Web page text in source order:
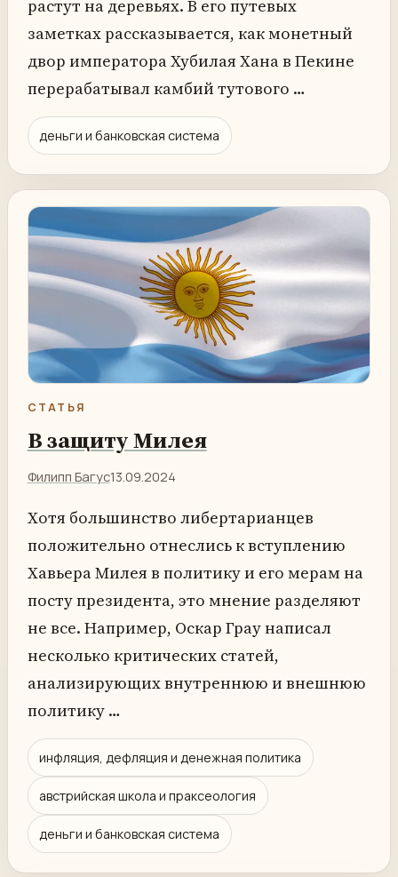
растут на деревьях. В его путевых
заметках рассказывается, как монетный
двор императора Хубилая Хана в Пекине
перерабатывал камбий тутового …
деньги и банковская система
СТАТЬЯ
В защиту Милея
Филипп Багус13.09.2024
Хотя большинство либертарианцев
положительно отнеслись к вступлению
Хавьера Милея в политику и его мерам на
посту президента, это мнение разделяют
не все. Например, Оскар Грау написал
несколько критических статей,
анализирующих внутреннюю и внешнюю
политику …
инфляция, дефляция и денежная политика
австрийская школа и праксеология
деньги и банковская система